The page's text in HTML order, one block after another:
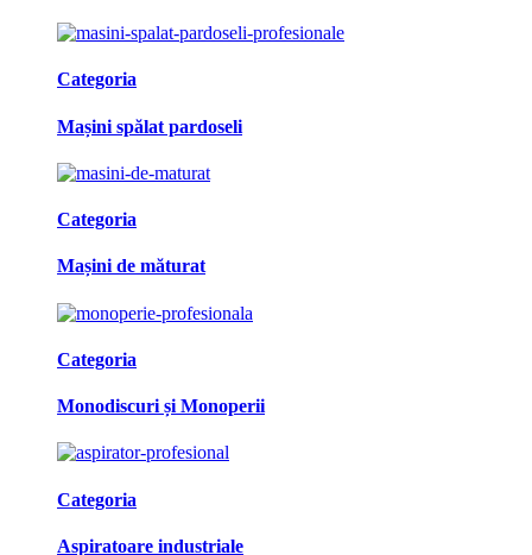
Categoria
Mașini spălat pardoseli
Categoria
Mașini de măturat
Categoria
Monodiscuri și Monoperii
Categoria
Aspiratoare industriale